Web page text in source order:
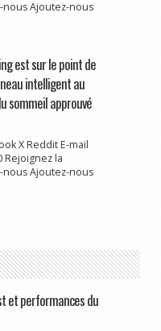
nous Ajoutez-nous
est sur le point de
intelligent au
sommeil approuvé
X Reddit E-mail
Rejoignez la
nous Ajoutez-nous
et performances du